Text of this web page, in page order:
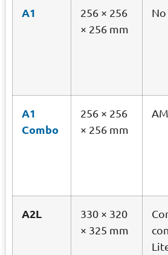
A1
256 × 256
× 256 mm
A1
Combo
256 × 256
× 256 mm
A2L
330 × 320
× 325 mm